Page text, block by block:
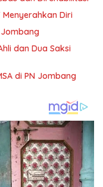
Menyerahkan Diri
dan Dua Saksi
di PN Jombang